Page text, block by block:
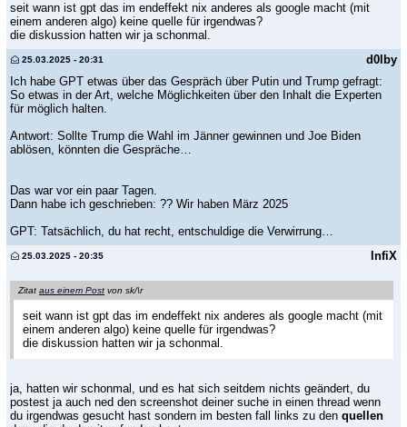
seit wann ist gpt das im endeffekt nix anderes als google macht (mit
einem anderen algo) keine quelle für irgendwas?
die diskussion hatten wir ja schonmal.
d0lby
25.03.2025 - 20:31
Ich habe GPT etwas über das Gespräch über Putin und Trump gefragt:
So etwas in der Art, welche Möglichkeiten über den Inhalt die Experten
für möglich halten.
Antwort: Sollte Trump die Wahl im Jänner gewinnen und Joe Biden
ablösen, könnten die Gespräche…
Das war vor ein paar Tagen.
Dann habe ich geschrieben: ?? Wir haben März 2025
GPT: Tatsächlich, du hat recht, entschuldige die Verwirrung…
InfiX
25.03.2025 - 20:35
Zitat aus einem Post von sk/\r
seit wann ist gpt das im endeffekt nix anderes als google macht (mit
einem anderen algo) keine quelle für irgendwas?
die diskussion hatten wir ja schonmal.
ja, hatten wir schonmal, und es hat sich seitdem nichts geändert, du
postest ja auch ned den screenshot deiner suche in einen thread wenn
du irgendwas gesucht hast sondern im besten fall links zu den quellen